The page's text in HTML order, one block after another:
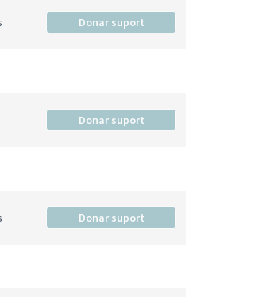
Donar suport
Donar suport
Donar suport